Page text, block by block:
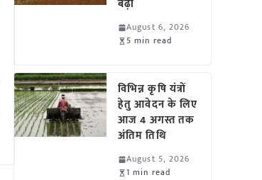
बढ़ी
August 6, 2026
5 min read
विभिन्न कृषि यंत्रों
हेतु आवेदन के लिए
आज 4 अगस्त तक
अंतिम तिथि
August 5, 2026
1 min read